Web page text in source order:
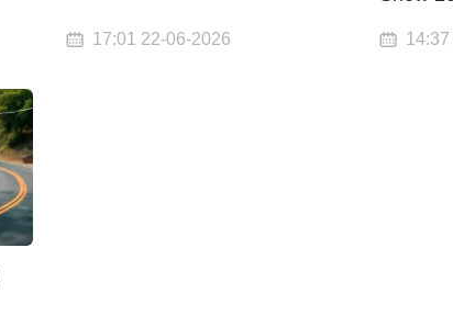
17:01 22-06-2026